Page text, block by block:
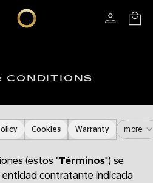
CONDITIONS
Cookies Warranty more
(estos "Términos") se
entidad contratante indicada